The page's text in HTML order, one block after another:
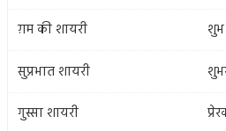
ग़म की शायरी
शुभ
सुप्रभात शायरी
गुस्सा शायरी